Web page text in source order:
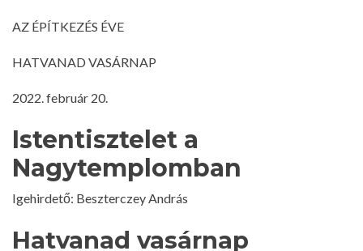
AZ ÉPÍTKEZÉS ÉVE
HATVANAD VASÁRNAP
2022. február 20.
Istentisztelet a
Nagytemplomban
Igehirdető: Beszterczey András
Hatvanad vasárnap